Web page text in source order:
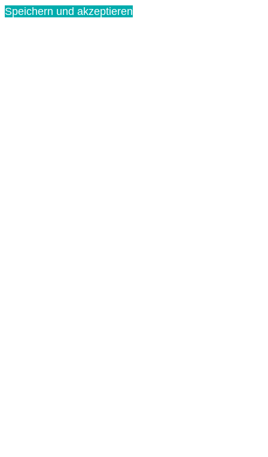
Speichern und akzeptieren